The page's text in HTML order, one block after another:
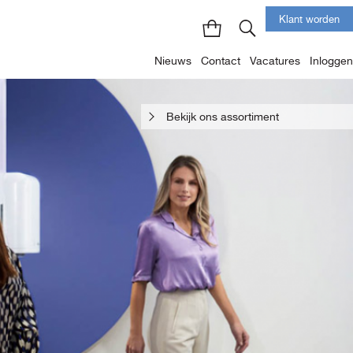
Nieuws Contact Vacatures Inloggen
Klant worden
Bekijk ons assortiment